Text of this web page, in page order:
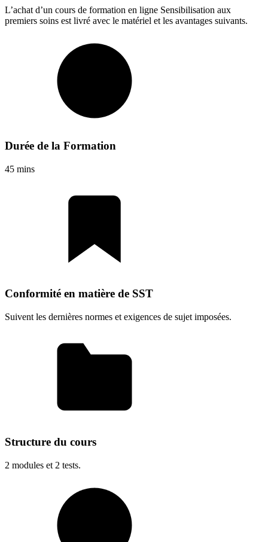
L’achat d’un cours de formation en ligne Sensibilisation aux
premiers soins est livré avec le matériel et les avantages suivants.
Durée de la Formation
45 mins
Conformité en matière de SST
Suivent les dernières normes et exigences de sujet imposées.
Structure du cours
2 modules et 2 tests.